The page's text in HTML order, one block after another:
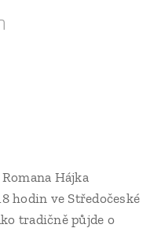
Hájka
hodin ve Středočeské
tradičně půjde o